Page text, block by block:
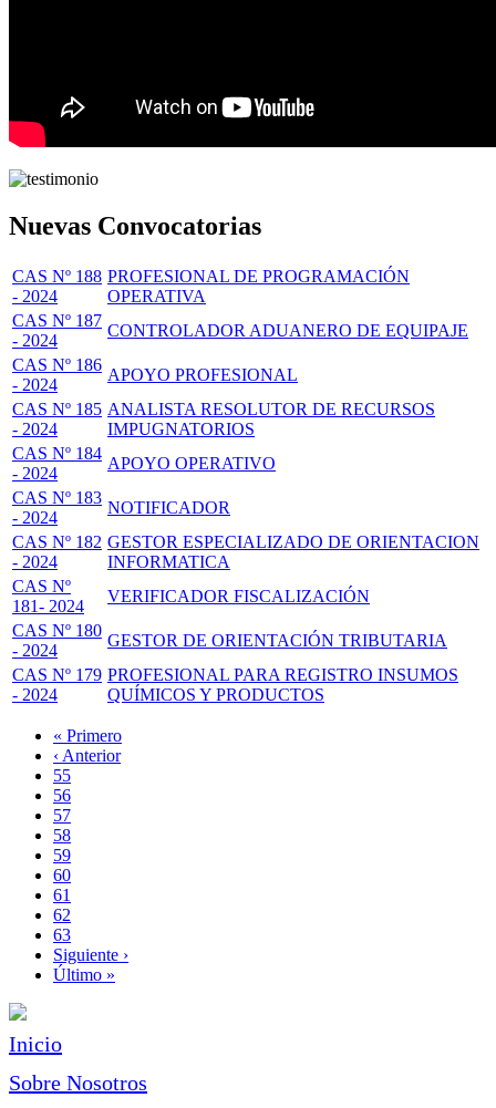
Nuevas Convocatorias
CAS Nº 188
- 2024
PROFESIONAL DE PROGRAMACIÓN
OPERATIVA
CAS Nº 187
- 2024
CONTROLADOR ADUANERO DE EQUIPAJE
CAS Nº 186
- 2024
APOYO PROFESIONAL
CAS Nº 185
- 2024
ANALISTA RESOLUTOR DE RECURSOS
IMPUGNATORIOS
CAS Nº 184
- 2024
APOYO OPERATIVO
CAS Nº 183
- 2024
NOTIFICADOR
CAS Nº 182
- 2024
GESTOR ESPECIALIZADO DE ORIENTACION
INFORMATICA
CAS Nº
181- 2024
VERIFICADOR FISCALIZACIÓN
CAS Nº 180
- 2024
GESTOR DE ORIENTACIÓN TRIBUTARIA
CAS Nº 179
- 2024
PROFESIONAL PARA REGISTRO INSUMOS
QUÍMICOS Y PRODUCTOS
Paginación
Primera
página
« Primero
Página
anterior
‹ Anterior
Page
55
Page
56
Page
57
Page
58
Página
actual
59
Page
60
Page
61
Page
62
Page
63
Siguiente
página
Siguiente ›
Última
Último »
Inicio
Sobre Nosotros